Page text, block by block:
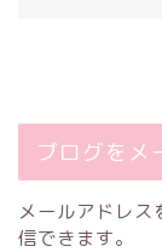
ブログをメ
メールアドレ
信できます。